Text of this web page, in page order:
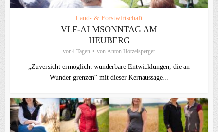
Land- & Forstwirtschaft
VLF-ALMSONNTAG AM
HEUBERG
vor 4 Tagen von Anton Hötzelsperger
„Zuversicht ermöglicht wunderbare Entwicklungen, die an
Wunder grenzen“ mit dieser Kernaussage...